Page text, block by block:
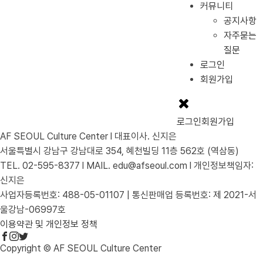
커뮤니티
공지사항
자주묻는
질문
로그인
회원가입
로그인회원가입
AF SEOUL Culture Center l 대표이사. 신지은
서울특별시 강남구 강남대로 354, 혜천빌딩 11층 562호 (역삼동)
TEL. 02-595-8377 l MAIL. edu@afseoul.com l 개인정보책임자:
신지은
사업자등록번호: 488-05-01107 | 통신판매업 등록번호: 제 2021-서
울강남-06997호
이용약관 및 개인정보 정책
Copyright © AF SEOUL Culture Center